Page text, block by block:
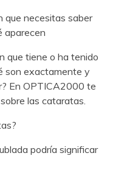
que necesitas saber
aparecen
que tiene o ha tenido
son exactamente y
En OPTICA2000 te
las cataratas.
podría significar